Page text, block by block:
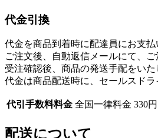
代金引換
代金を商品到着時に配達員にお支払
ご注文後、自動返信メールにて、
受注確認後、商品の発送手配をいた
代金は商品配送時に、セールスドラ
代引手数料料金 全国一律料金 330円
配送について